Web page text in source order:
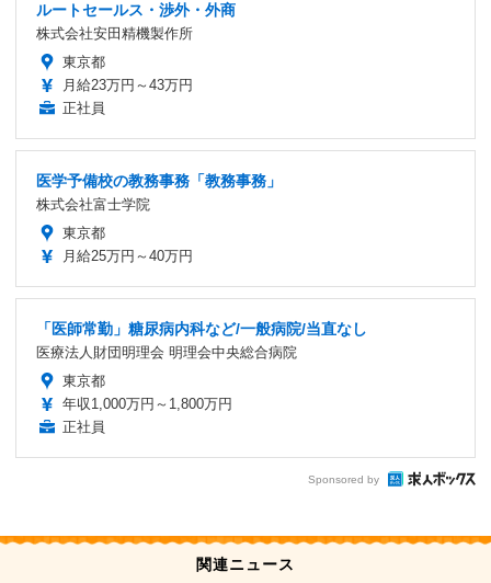
ルートセールス・渉外・外商
株式会社安田精機製作所
東京都
月給23万円～43万円
正社員
医学予備校の教務事務「教務事務」
株式会社富士学院
東京都
月給25万円～40万円
「医師常勤」糖尿病内科など/一般病院/当直なし
医療法人財団明理会 明理会中央総合病院
東京都
年収1,000万円～1,800万円
正社員
Sponsored by
関連ニュース